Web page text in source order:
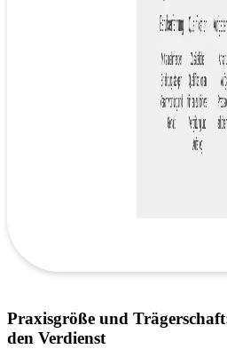
Praxisgröße und
den Verdienst